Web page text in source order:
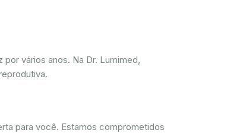
vários anos. Na Dr. Lumimed,
para você. Estamos comprometidos